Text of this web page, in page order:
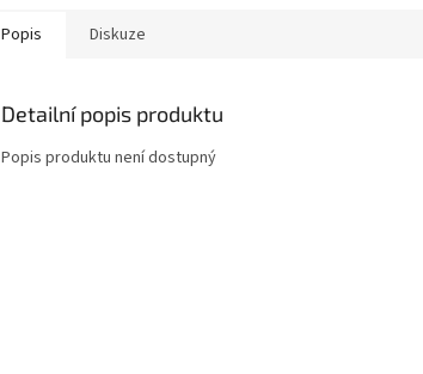
Popis Diskuze
Detailní popis produktu
Popis produktu není dostupný